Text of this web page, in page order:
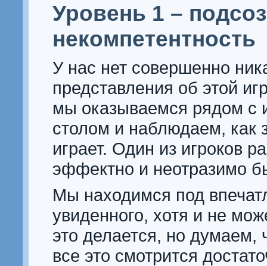
Уровень 1 –
некомпетентность
У нас нет совершенно
представления об этой
мы оказываемся рядом с
столом и наблюдаем, как
играет. Один из игроков
эффектно и неотразимо
Мы находимся под
увиденного, хотя и не
это делается, но думаем,
все это смотрится